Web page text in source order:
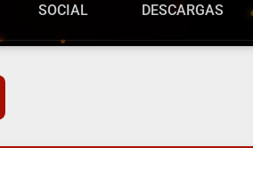
SOCIAL DESCARGAS